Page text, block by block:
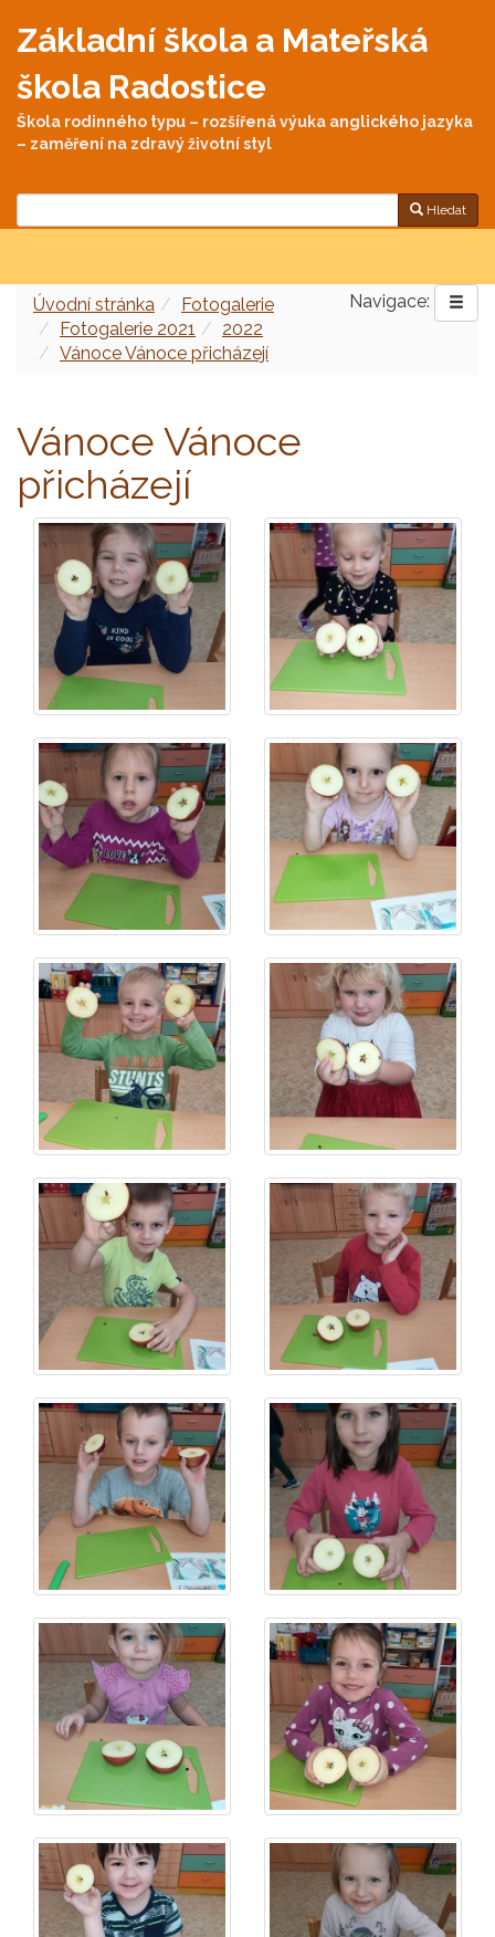
Základní škola a Mateřská
škola Radostice
Škola rodinného typu – rozšířená výuka anglického jazyka
– zaměření na zdravý životní styl
Hledat
Navigace:
Úvodní stránka
Fotogalerie
Fotogalerie 2021
2022
Vánoce Vánoce přicházejí
Vánoce Vánoce
přicházejí